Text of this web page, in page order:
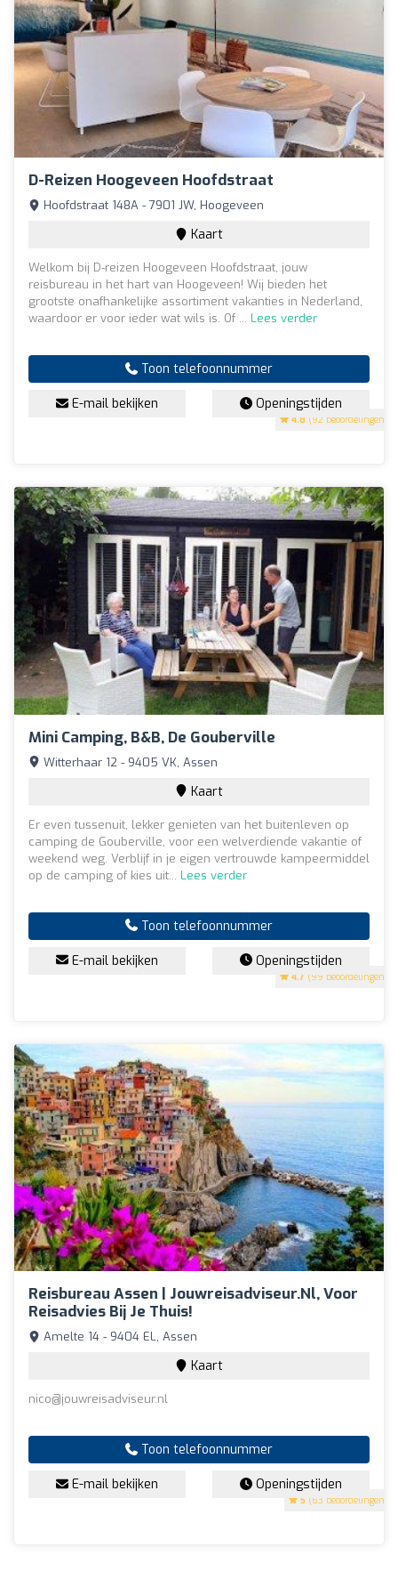
D-Reizen Hoogeveen Hoofdstraat
4.8 (92 beoordelingen)
Hoofdstraat 148A - 7901 JW, Hoogeveen
Kaart
Welkom bij D-reizen Hoogeveen Hoofdstraat, jouw
reisbureau in het hart van Hoogeveen! Wij bieden het
grootste onafhankelijke assortiment vakanties in Nederland,
waardoor er voor ieder wat wils is. Of ... Lees verder
Toon telefoonnummer
E-mail bekijken Openingstijden
Mini Camping, B&B, De Gouberville
4.7 (99 beoordelingen)
Witterhaar 12 - 9405 VK, Assen
Kaart
Er even tussenuit, lekker genieten van het buitenleven op
camping de Gouberville, voor een welverdiende vakantie of
weekend weg. Verblijf in je eigen vertrouwde kampeermiddel
op de camping of kies uit... Lees verder
Toon telefoonnummer
E-mail bekijken Openingstijden
Reisbureau Assen | Jouwreisadviseur.nl, Voor
Reisadvies Bij Je Thuis!
5 (63 beoordelingen)
Amelte 14 - 9404 EL, Assen
Kaart
nico@jouwreisadviseur.nl
Toon telefoonnummer
E-mail bekijken Openingstijden